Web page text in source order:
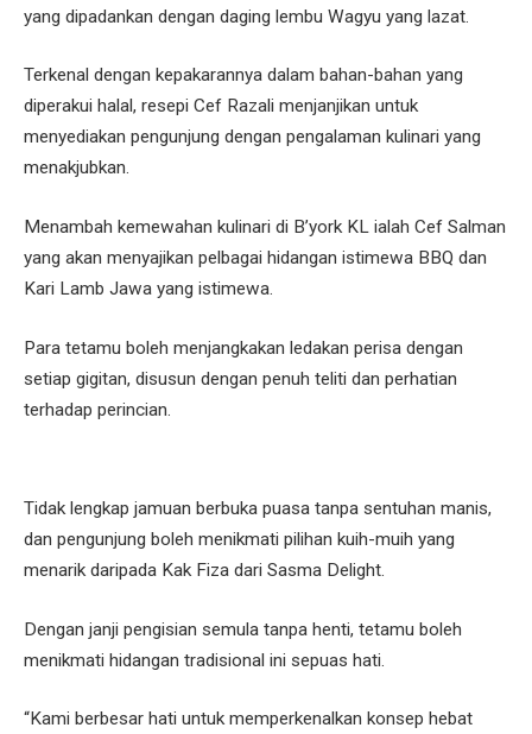
yang dipadankan dengan daging lembu Wagyu yang lazat.
Terkenal dengan kepakarannya dalam bahan-bahan yang
diperakui halal, resepi Cef Razali menjanjikan untuk
menyediakan pengunjung dengan pengalaman kulinari yang
menakjubkan.
Menambah kemewahan kulinari di B’york KL ialah Cef Salman
yang akan menyajikan pelbagai hidangan istimewa BBQ dan
Kari Lamb Jawa yang istimewa.
Para tetamu boleh menjangkakan ledakan perisa dengan
setiap gigitan, disusun dengan penuh teliti dan perhatian
terhadap perincian.
Tidak lengkap jamuan berbuka puasa tanpa sentuhan manis,
dan pengunjung boleh menikmati pilihan kuih-muih yang
menarik daripada Kak Fiza dari Sasma Delight.
Dengan janji pengisian semula tanpa henti, tetamu boleh
menikmati hidangan tradisional ini sepuas hati.
“Kami berbesar hati untuk memperkenalkan konsep hebat